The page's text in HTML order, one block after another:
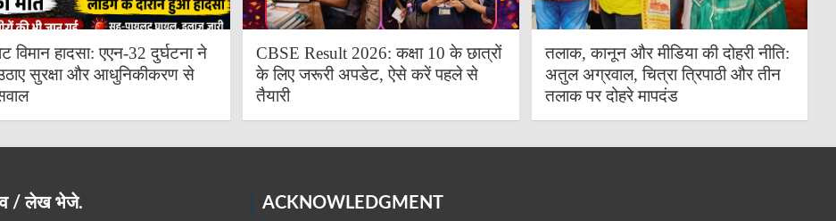
विमान हादसा: एएन-32 दुर्घटना ने
सुरक्षा और आधुनिकीकरण से
CBSE Result 2026: कक्षा 10 के छात्रों
के लिए जरूरी अपडेट, ऐसे करें पहले से
तैयारी
तलाक, कानून और मीडिया की दोहरी नीति:
अतुल अग्रवाल, चित्रा त्रिपाठी और तीन
तलाक पर दोहरे मापदंड
/ लेख भेजे. ACKNOWLEDGMENT